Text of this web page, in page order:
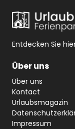
Entdecken Sie
Über uns
Über uns
Kontact
Urlaubsmagazin
Impressum